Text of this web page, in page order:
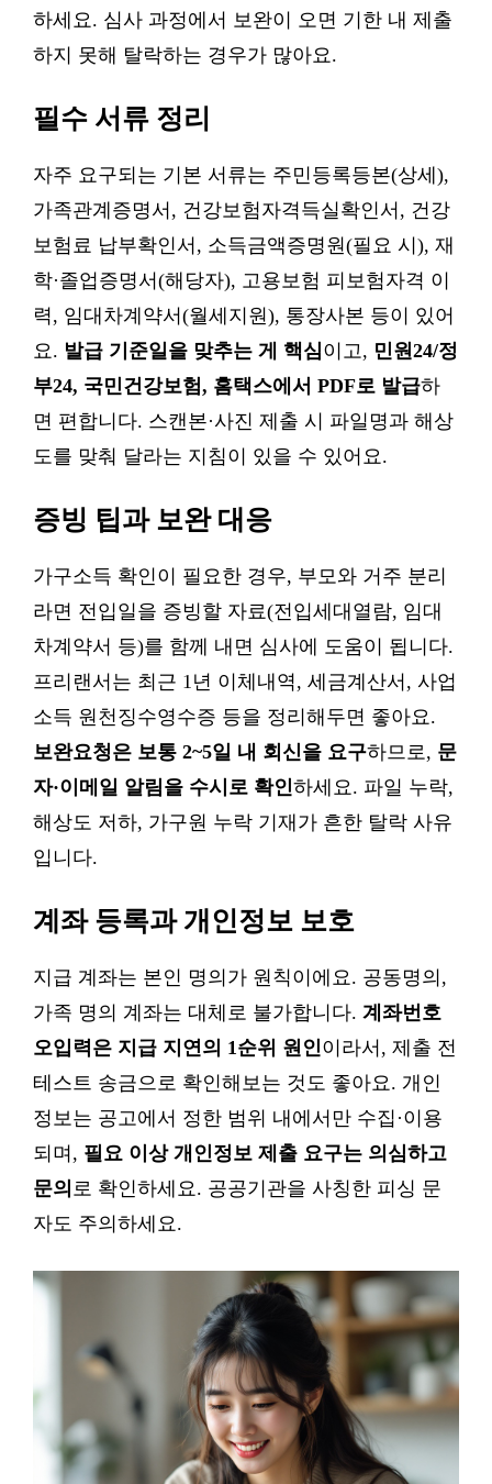
하세요. 심사 과정에서 보완이 오면 기한 내 제출
하지 못해 탈락하는 경우가 많아요.
필수 서류 정리
자주 요구되는 기본 서류는 주민등록등본(상세),
가족관계증명서, 건강보험자격득실확인서, 건강
보험료 납부확인서, 소득금액증명원(필요 시), 재
학·졸업증명서(해당자), 고용보험 피보험자격 이
력, 임대차계약서(월세지원), 통장사본 등이 있어
요. 발급 기준일을 맞추는 게 핵심이고, 민원24/정
부24, 국민건강보험, 홈택스에서 PDF로 발급하
면 편합니다. 스캔본·사진 제출 시 파일명과 해상
도를 맞춰 달라는 지침이 있을 수 있어요.
증빙 팁과 보완 대응
가구소득 확인이 필요한 경우, 부모와 거주 분리
라면 전입일을 증빙할 자료(전입세대열람, 임대
차계약서 등)를 함께 내면 심사에 도움이 됩니다.
프리랜서는 최근 1년 이체내역, 세금계산서, 사업
소득 원천징수영수증 등을 정리해두면 좋아요.
보완요청은 보통 2~5일 내 회신을 요구하므로, 문
자·이메일 알림을 수시로 확인하세요. 파일 누락,
해상도 저하, 가구원 누락 기재가 흔한 탈락 사유
입니다.
계좌 등록과 개인정보 보호
지급 계좌는 본인 명의가 원칙이에요. 공동명의,
가족 명의 계좌는 대체로 불가합니다. 계좌번호
오입력은 지급 지연의 1순위 원인이라서, 제출 전
테스트 송금으로 확인해보는 것도 좋아요. 개인
정보는 공고에서 정한 범위 내에서만 수집·이용
되며, 필요 이상 개인정보 제출 요구는 의심하고
문의 로 확인하세요. 공공기관을 사칭한 피싱 문
자도 주의하세요.